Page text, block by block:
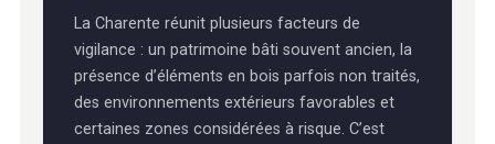
La Charente réunit plusieurs facteurs de
vigilance : un patrimoine bâti souvent ancien, la
présence d’éléments en bois parfois non traités,
des environnements extérieurs favorables et
certaines zones considérées à risque. C’est